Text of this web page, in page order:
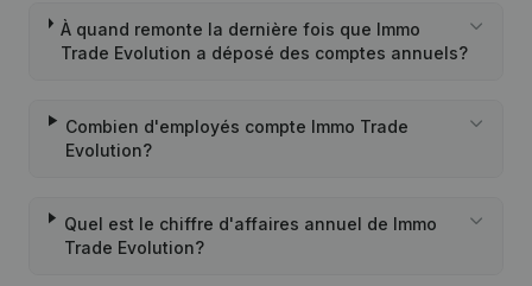
À quand remonte la dernière fois que Immo
Trade Evolution a déposé des comptes annuels?
Combien d'employés compte Immo Trade
Evolution?
Quel est le chiffre d'affaires annuel de Immo
Trade Evolution?